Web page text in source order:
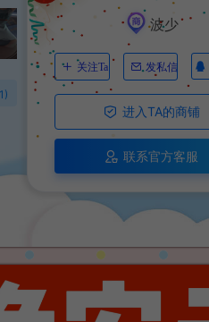
波少
关注Ta 发私信
进入TA的商铺
联系官方客服